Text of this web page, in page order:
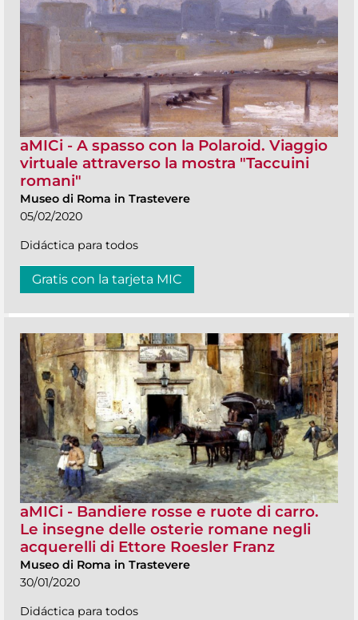
aMICi - A spasso con la Polaroid. Viaggio
virtuale attraverso la mostra "Taccuini
romani"
Museo di Roma in Trastevere
05/02/2020
Didáctica para todos
Gratis con la tarjeta MIC
aMICi - Bandiere rosse e ruote di carro.
Le insegne delle osterie romane negli
acquerelli di Ettore Roesler Franz
Museo di Roma in Trastevere
30/01/2020
Didáctica para todos